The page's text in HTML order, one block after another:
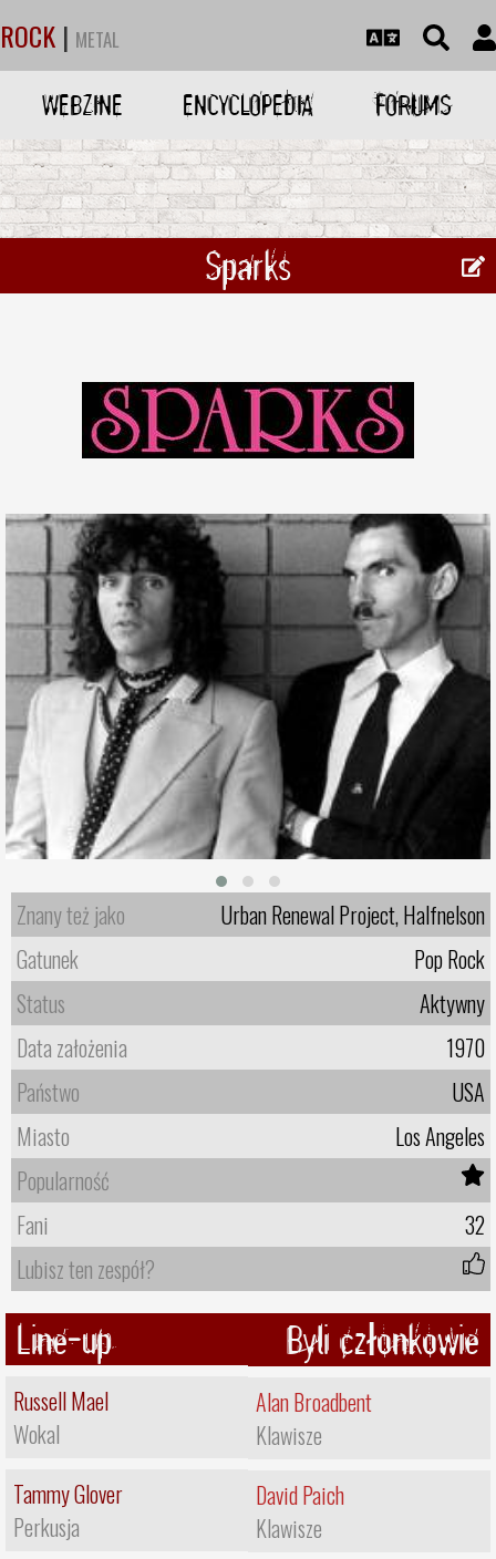
ROCK | METAL
WEBZINE ENCYCLOPEDIA FORUMS
Sparks
Znany też jako
Urban Renewal Project, Halfnelson
Gatunek
Pop Rock
Status
Aktywny
Data założenia
1970
Państwo
USA
Miasto
Los Angeles
Popularność
Fani
32
Lubisz ten zespół?
Line-up
Russell Mael
Wokal
Tammy Glover
Perkusja
Byli członkowie
Alan Broadbent
Klawisze
David Paich
Klawisze